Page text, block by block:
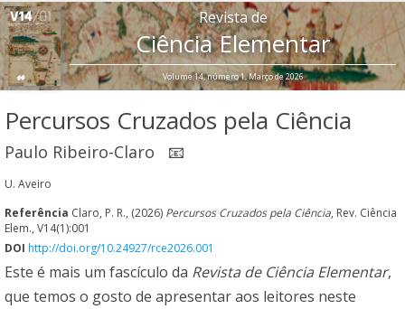
Revista de
Ciência Elementar
Volume 14, número 1, Março de 2026
Percursos Cruzados pela Ciência
Paulo Ribeiro-Claro 📧
U. Aveiro
Referência Claro, P. R., (2026) Percursos Cruzados pela Ciência, Rev. Ciência
Elem., V14(1):001
DOI http://doi.org/10.24927/rce2026.001
Este é mais um fascículo da Revista de Ciência Elementar,
que temos o gosto de apresentar aos leitores neste